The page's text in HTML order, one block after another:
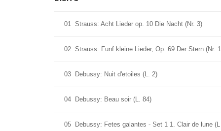
01 Strauss: Acht Lieder op. 10 Die Nacht (Nr. 3)
02 Strauss: Funf kleine Lieder, Op. 69 Der Stern (Nr.
03 Debussy: Nuit d'etoiles (L. 2)
04 Debussy: Beau soir (L. 84)
05 Debussy: Fetes galantes - Set 1 1. Clair de lune